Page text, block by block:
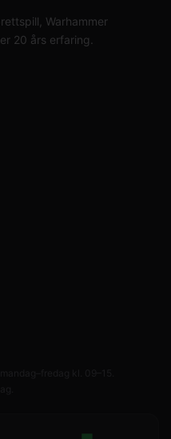
Warhammer
20 års erfaring.